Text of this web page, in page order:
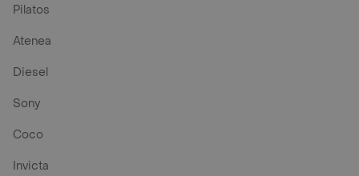
Pilatos
Atenea
Diesel
Sony
Coco
Invicta